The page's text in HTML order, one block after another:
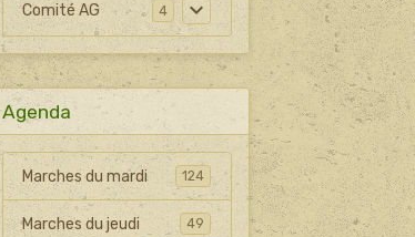
Comité AG 4
Agenda
Marches du mardi 124
Marches du jeudi 49